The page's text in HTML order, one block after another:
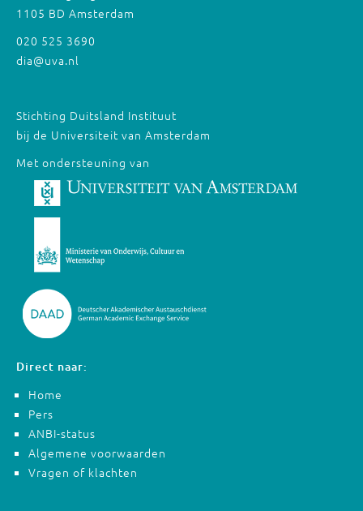
1105 BD Amsterdam
020 525 3690
dia@uva.nl
Stichting Duitsland Instituut
bij de Universiteit van Amsterdam
Met ondersteuning van
Direct naar:
Home
Pers
ANBI-status
Algemene voorwaarden
Vragen of klachten